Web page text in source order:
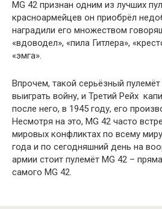
MG 42 признан одним из лучших
красноармейцев он приобрёл
наградили его множеством
«вдоводел», «пила Гитлера»,
«эмга».
Впрочем, такой серьёзный пулемёт
выиграть войну, и Третий Рейх
после него, в 1945 году, его
Несмотря на это, MG 42 часто
мировых конфликтах по всему
года и по сегодняшний день на
армии стоит пулемёт MG 42 –
самого MG 42.